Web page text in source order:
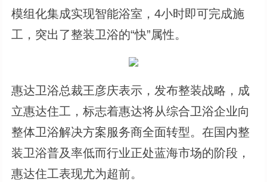
模组化集成实现智能浴室，4小时即可完成施
工，突出了整装卫浴的“快”属性。
惠达卫浴总裁王彦庆表示，发布整装战略，成
立惠达住工，标志着惠达将从综合卫浴企业向
整体卫浴解决方案服务商全面转型。在国内整
装卫浴普及率低而行业正处蓝海市场的阶段，
惠达住工表现尤为超前。